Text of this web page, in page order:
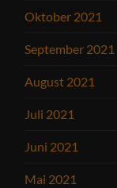
Oktober 2021
September 2021
August 2021
Juli 2021
Juni 2021
Mai 2021